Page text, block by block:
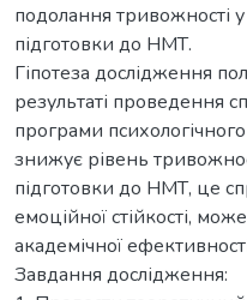
подолання тривожності
підготовки до НМТ.
Гіпотеза дослідження
результаті проведення
програми
знижує рівень
підготовки до НМТ, це
емоційної стійкості,
академічної
Завдання дослідження: